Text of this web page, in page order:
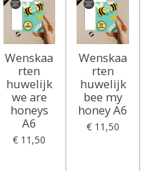
Wenskaa
rten
huwelijk
we are
honeys
A6
€ 11,50
Wenskaa
rten
huwelijk
bee my
honey A6
€ 11,50